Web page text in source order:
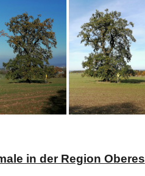
in der Region Oberes